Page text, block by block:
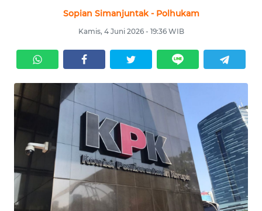
Sopian Simanjuntak - Polhukam
Kamis, 4 Juni 2026 - 19:36 WIB
EKUIN
SAINS-TEKNO
KESEHATAN
INTERNASIONAL
SERBA-SERBI